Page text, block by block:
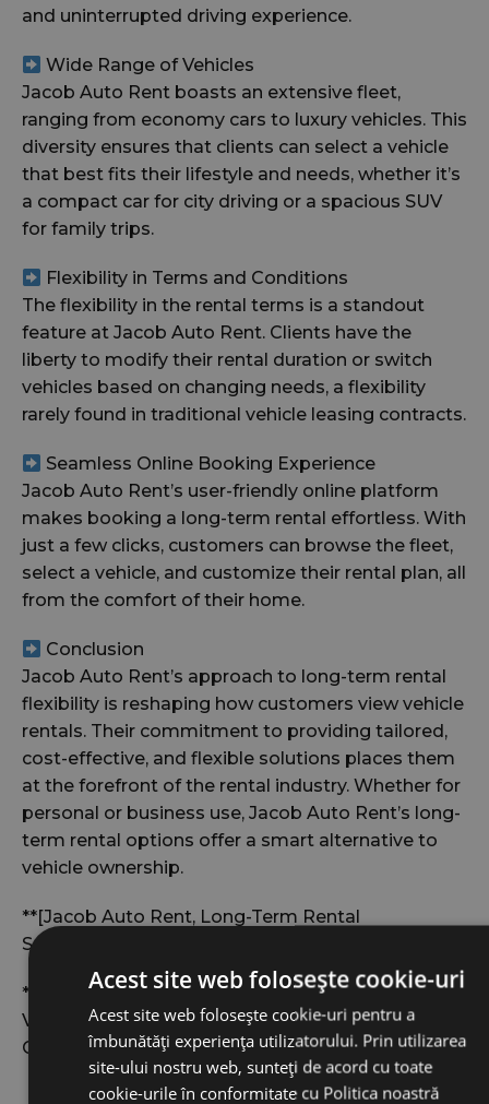
and uninterrupted driving experience.
Wide Range of Vehicles
Jacob Auto Rent boasts an extensive fleet,
ranging from economy cars to luxury vehicles. This
diversity ensures that clients can select a vehicle
that best fits their lifestyle and needs, whether it’s
a compact car for city driving or a spacious SUV
for family trips.
Flexibility in Terms and Conditions
The flexibility in the rental terms is a standout
feature at Jacob Auto Rent. Clients have the
liberty to modify their rental duration or switch
vehicles based on changing needs, a flexibility
rarely found in traditional vehicle leasing contracts.
Seamless Online Booking Experience
Jacob Auto Rent’s user-friendly online platform
makes booking a long-term rental effortless. With
just a few clicks, customers can browse the fleet,
select a vehicle, and customize their rental plan, all
from the comfort of their home.
Conclusion
Jacob Auto Rent’s approach to long-term rental
flexibility is reshaping how customers view vehicle
rentals. Their commitment to providing tailored,
cost-effective, and flexible solutions places them
at the forefront of the rental industry. Whether for
personal or business use, Jacob Auto Rent’s long-
term rental options offer a smart alternative to
vehicle ownership.
**[Jacob Auto Rent, Long-Term Rental
Solutions]**
**Keywords: Jacob Auto Rent, Long-Term Rental,
Vehicle Rental, Flexible Solutions, Customer-
Centric**
Acest site web folosește cookie-uri
Acest site web folosește cookie-uri pentru a
îmbunătăți experiența utilizatorului. Prin utilizarea
site-ului nostru web, sunteți de acord cu toate
cookie-urile în conformitate cu Politica noastră